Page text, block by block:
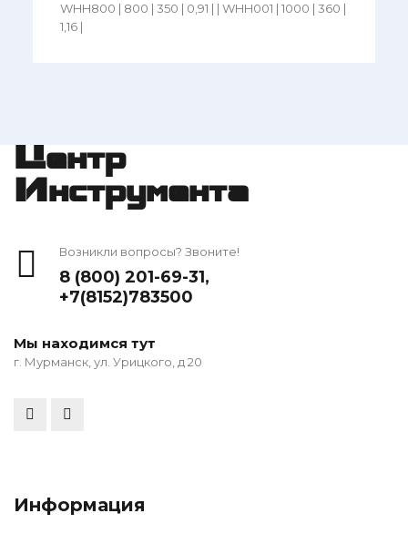
WHH800 | 800 | 350 | 0,91 | | WHH001 | 1000 | 360 |
1,16 |
Центр
Инструмента
Возникли вопросы? Звоните!
8 (800) 201-69-31,
+7(8152)783500
Мы находимся тут
г. Мурманск, ул. Урицкого, д 20
Информация